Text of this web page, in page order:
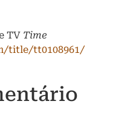
TV Time
title/tt0108961/